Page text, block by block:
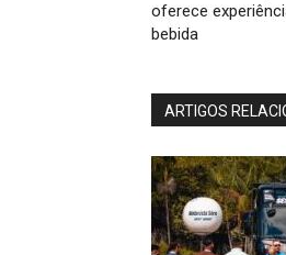
oferece
bebida
ARTIGOS